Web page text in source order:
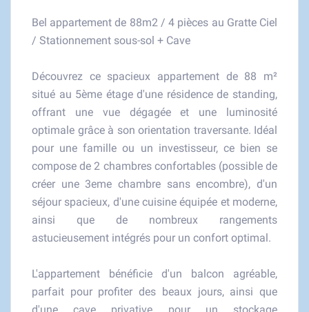
Bel appartement de 88m2 / 4 pièces au Gratte Ciel
/ Stationnement sous-sol + Cave
Découvrez ce spacieux appartement de 88 m²
situé au 5ème étage d'une résidence de standing,
offrant une vue dégagée et une luminosité
optimale grâce à son orientation traversante. Idéal
pour une famille ou un investisseur, ce bien se
compose de 2 chambres confortables (possible de
créer une 3eme chambre sans encombre), d'un
séjour spacieux, d'une cuisine équipée et moderne,
ainsi que de nombreux rangements
astucieusement intégrés pour un confort optimal.
L'appartement bénéficie d'un balcon agréable,
parfait pour profiter des beaux jours, ainsi que